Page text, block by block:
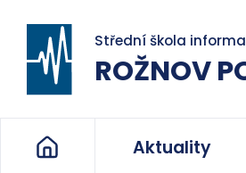
Střední škola
ROŽNOV
Aktuality